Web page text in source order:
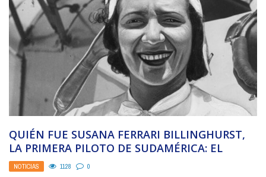
QUIÉN FUE SUSANA FERRARI BILLINGHURST,
LA PRIMERA PILOTO DE SUDAMÉRICA: EL
ATERRIZAJE DE EMERGENCIA QUE ...
NOTICIAS 1128 0